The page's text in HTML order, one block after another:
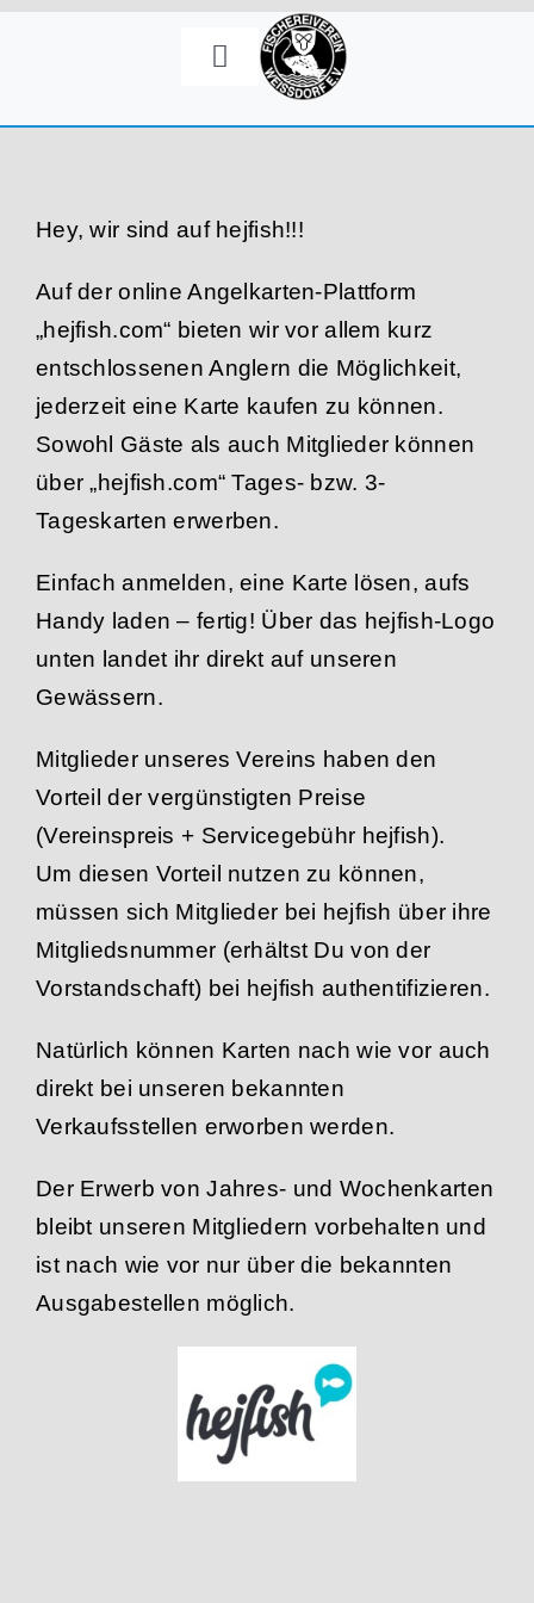
Zum
Toggle
Navigation
Mitgliedschaft
Angelgewässer
Galerie
Termine
Kontakt
Hey, wir sind auf hejfish!!!
Auf der online Angelkarten-Plattform
„hejfish.com“ bieten wir vor allem kurz
entschlossenen Anglern die Möglichkeit,
jederzeit eine Karte kaufen zu können.
Sowohl Gäste als auch Mitglieder können
über „hejfish.com“ Tages- bzw. 3-
Tageskarten erwerben.
Einfach anmelden, eine Karte lösen, aufs
Handy laden – fertig! Über das hejfish-Logo
unten landet ihr direkt auf unseren
Gewässern.
Mitglieder unseres Vereins haben den
Vorteil der vergünstigten Preise
(Vereinspreis + Servicegebühr hejfish).
Um diesen Vorteil nutzen zu können,
müssen sich Mitglieder bei hejfish über ihre
Mitgliedsnummer (erhältst Du von der
Vorstandschaft) bei hejfish authentifizieren.
Natürlich können Karten nach wie vor auch
direkt bei unseren bekannten
Verkaufsstellen erworben werden.
Der Erwerb von Jahres- und Wochenkarten
bleibt unseren Mitgliedern vorbehalten und
ist nach wie vor nur über die bekannten
Ausgabestellen möglich.